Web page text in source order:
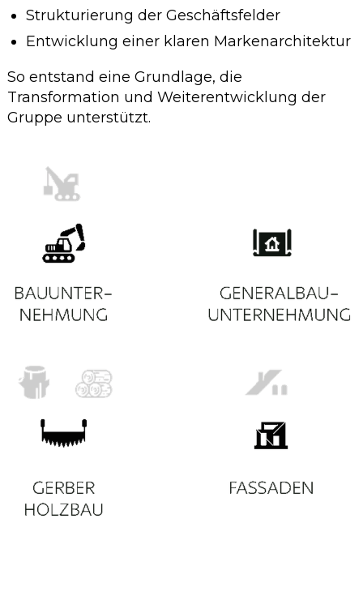
Strukturierung der Geschäftsfelder
Entwicklung einer klaren Markenarchitektur
So entstand eine Grundlage, die
Transformation und Weiterentwicklung der
Gruppe unterstützt.